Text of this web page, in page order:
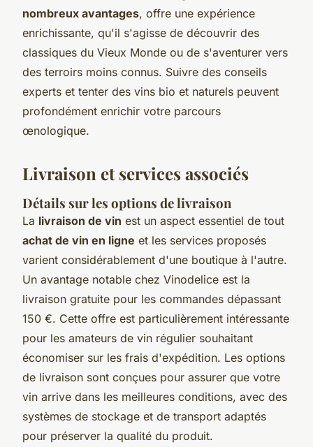
nombreux avantages, offre une expérience
enrichissante, qu'il s'agisse de découvrir des
classiques du Vieux Monde ou de s'aventurer vers
des terroirs moins connus. Suivre des conseils
experts et tenter des vins bio et naturels peuvent
profondément enrichir votre parcours
œnologique.
Livraison et services associés
Détails sur les options de livraison
La livraison de vin est un aspect essentiel de tout
achat de vin en ligne et les services proposés
varient considérablement d'une boutique à l'autre.
Un avantage notable chez Vinodelice est la
livraison gratuite pour les commandes dépassant
150 €. Cette offre est particulièrement intéressante
pour les amateurs de vin régulier souhaitant
économiser sur les frais d'expédition. Les options
de livraison sont conçues pour assurer que votre
vin arrive dans les meilleures conditions, avec des
systèmes de stockage et de transport adaptés
pour préserver la qualité du produit.